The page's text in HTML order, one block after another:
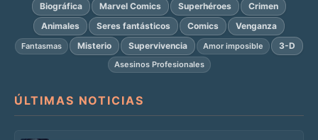
Biográfica
Marvel Comics Superhéroes
Crimen
Animales
Seres fantásticos Comics Venganza
Fantasmas Misterio Supervivencia Amor imposible 3-D
Asesinos Profesionales
ÚLTIMAS NOTICIAS